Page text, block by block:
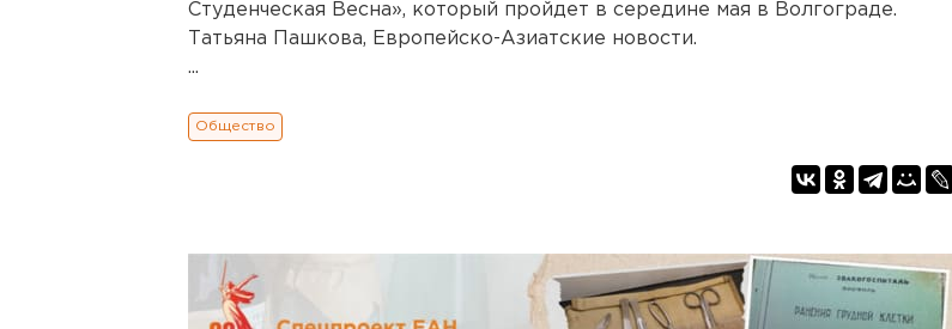
Студенческая Весна», который пройдет в середине мая в Волгограде.
Татьяна Пашкова, Европейско-Азиатские новости.
...
Общество